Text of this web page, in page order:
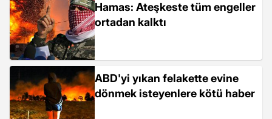
Hamas: Ateşkeste tüm engeller
ortadan kalktı
ABD'yi yıkan felakette evine
dönmek isteyenlere kötü haber